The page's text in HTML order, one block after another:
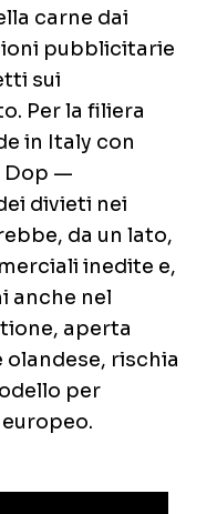
carne dai
pubblicitarie
sui
Per la filiera
in Italy con
Dop —
divieti nei
da un lato,
inedite e,
anche nel
aperta
olandese, rischia
per